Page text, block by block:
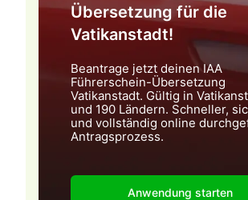
Übersetzung für die
Vatikanstadt!
Beantrage jetzt deinen IAA
Führerschein-Übersetzung
Vatikanstadt. Gültig in
und 190 Ländern. Schneller,
und vollständig online
Antragsprozess.
Anwendung starten